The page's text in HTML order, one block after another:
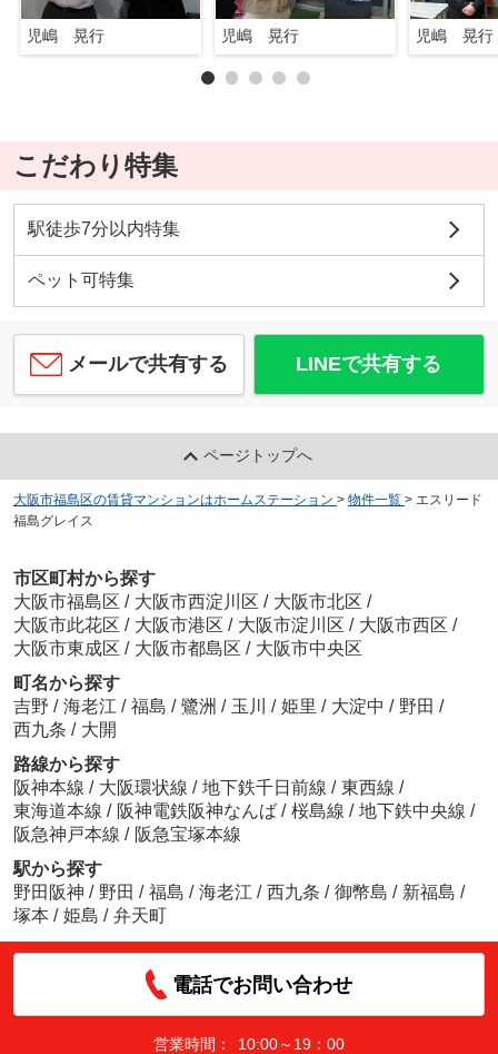
児嶋 晃行 児嶋 晃行 児嶋 晃行
こだわり特集
駅徒歩7分以内特集
ペット可特集
メールで共有する LINEで共有する
ページトップへ
大阪市福島区の賃貸マンションはホームステーション > 物件一覧 > エスリード
福島グレイス
市区町村から探す
大阪市福島区 / 大阪市西淀川区 / 大阪市北区 /
大阪市此花区 / 大阪市港区 / 大阪市淀川区 / 大阪市西区 /
大阪市東成区 / 大阪市都島区 / 大阪市中央区
町名から探す
吉野 / 海老江 / 福島 / 鷺洲 / 玉川 / 姫里 / 大淀中 / 野田 /
西九条 / 大開
路線から探す
阪神本線 / 大阪環状線 / 地下鉄千日前線 / 東西線 /
東海道本線 / 阪神電鉄阪神なんば / 桜島線 / 地下鉄中央線 /
阪急神戸本線 / 阪急宝塚本線
駅から探す
野田阪神 / 野田 / 福島 / 海老江 / 西九条 / 御幣島 / 新福島 /
塚本 / 姫島 / 弁天町
電話でお問い合わせ
営業時間： 10:00～19：00